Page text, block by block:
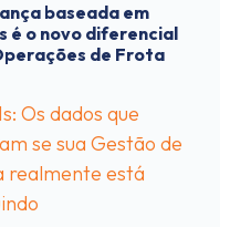
baseada em
é o novo diferencial
de Frota